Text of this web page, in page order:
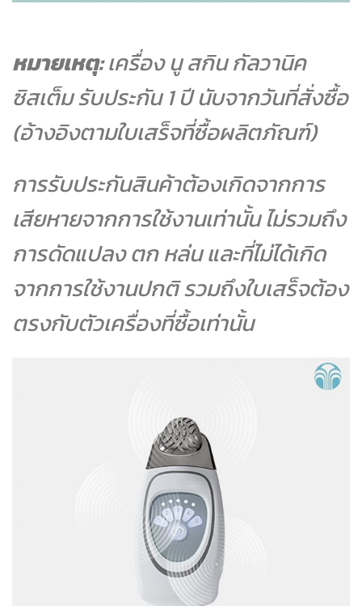
หมายเหตุ:เครื่อง นู สกิน กัลวานิค
ซิสเต็ม รับประกัน 1 ปี นับจากวันที่สั่งซื้อ
(อ้างอิงตามใบเสร็จที่ซื้อผลิตภัณฑ์)
การรับประกันสินค้าต้องเกิดจากการ
เสียหายจากการใช้งานเท่านั้น ไม่รวมถึง
การดัดแปลง ตก หล่น และที่ไม่ได้เกิด
จากการใช้งานปกติ รวมถึงใบเสร็จต้อง
ตรงกับตัวเครื่องที่ซื้อเท่านั้น